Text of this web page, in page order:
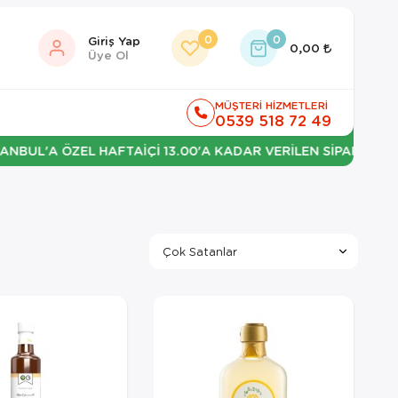
Giriş Yap
Üye Ol
0 0
0,00
MÜŞTERİ HİZMETLERİ
0539 518 72 49
ÖZEL HAFTAİÇİ 13.00'A KADAR VERİLEN SİPARİŞLERDE